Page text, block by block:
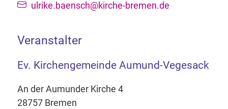
ulrike.baensch@kirche-bremen.de
Veranstalter
Ev. Kirchengemeinde Aumund-Vegesack
An der Aumunder Kirche 4
28757 Bremen